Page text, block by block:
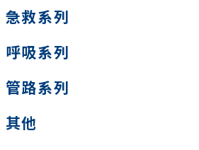
急救系列
呼吸系列
管路系列
其他